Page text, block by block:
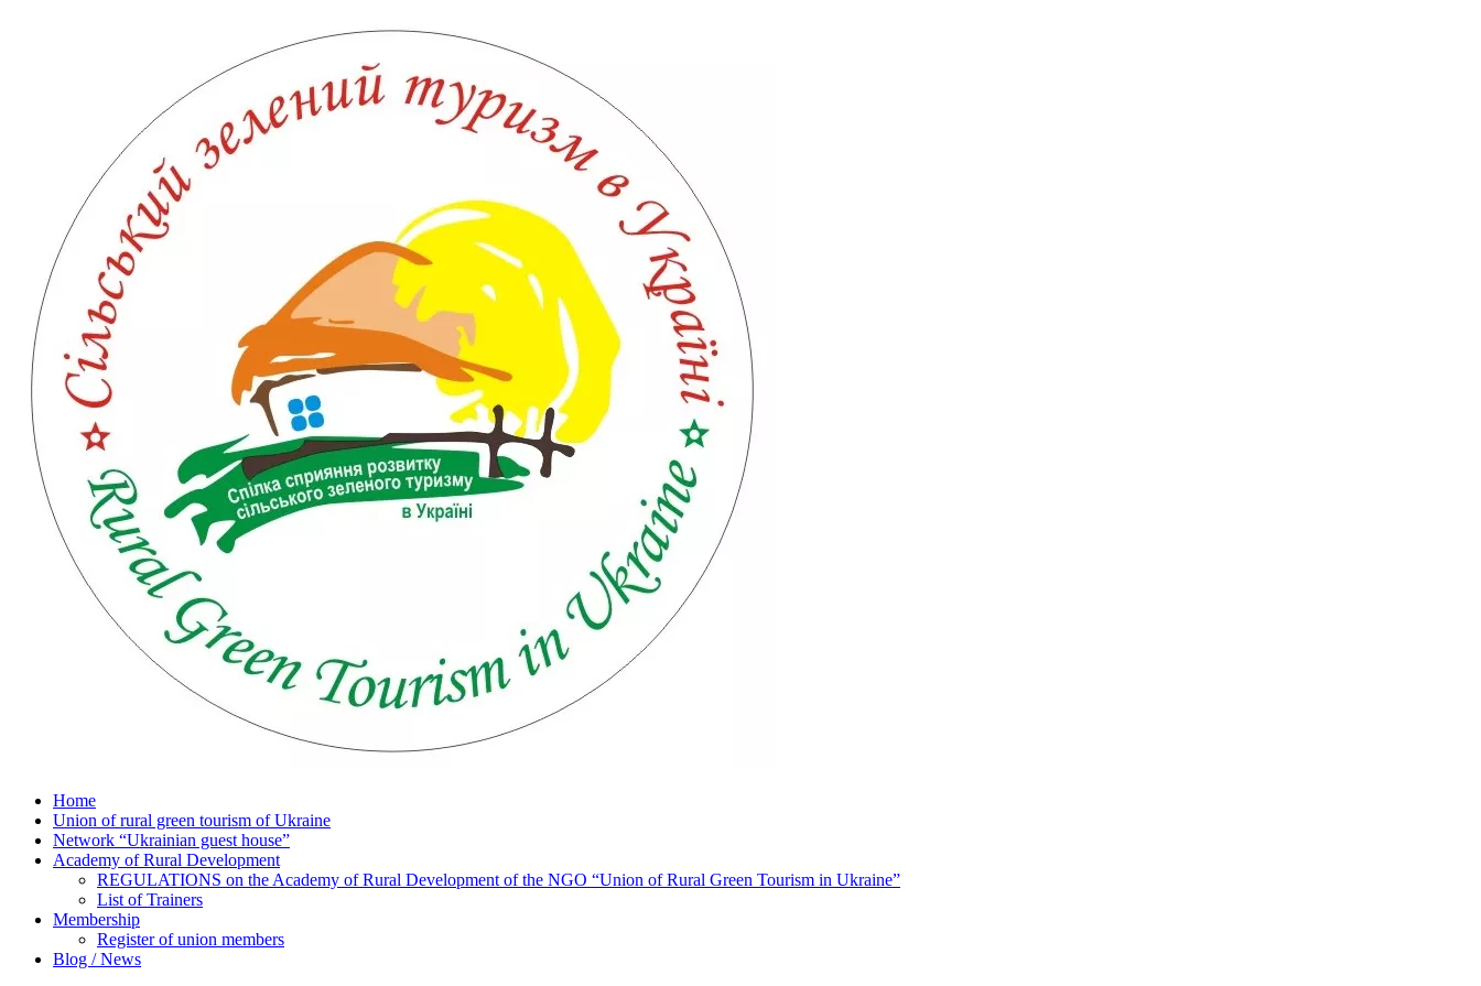
Home
Union of rural green tourism of Ukraine
Network “Ukrainian guest house”
Academy of Rural Development
REGULATIONS on the Academy of Rural Development of the NGO “Union of Rural Green Tourism in Ukraine”
List of Trainers
Membership
Register of union members
Blog / News